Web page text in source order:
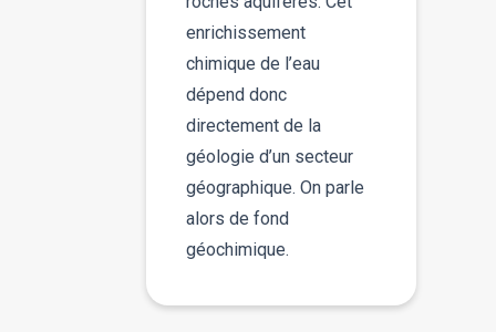
enrichissement
chimique de l’eau
dépend donc
directement de la
géologie d’un secteur
géographique. On parle
alors de fond
géochimique.